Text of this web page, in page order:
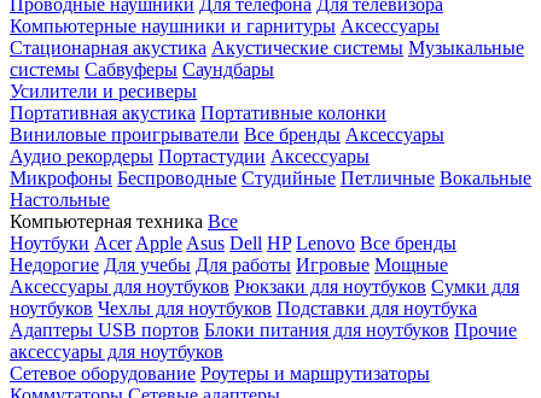
Проводные наушники Для телефона Для телевизора
Компьютерные наушники и гарнитуры Аксессуары
Стационарная акустика Акустические системы Музыкальные
системы Сабвуферы Саундбары
Усилители и ресиверы
Портативная акустика Портативные колонки
Виниловые проигрыватели Все бренды Аксессуары
Аудио рекордеры Портастудии Аксессуары
Микрофоны Беспроводные Студийные Петличные Вокальные
Настольные
Компьютерная техника Все
Ноутбуки Acer Apple Asus Dell HP Lenovo Все бренды
Недорогие Для учебы Для работы Игровые Мощные
Аксессуары для ноутбуков Рюкзаки для ноутбуков Сумки для
ноутбуков Чехлы для ноутбуков Подставки для ноутбука
Адаптеры USB портов Блоки питания для ноутбуков Прочие
аксессуары для ноутбуков
Сетевое оборудование Роутеры и маршрутизаторы